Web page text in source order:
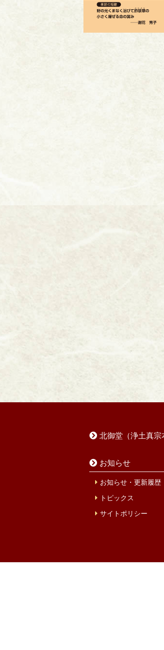
北御堂（浄土真
お知らせ
お知らせ・更新履歴
トピックス
サイトポリシー